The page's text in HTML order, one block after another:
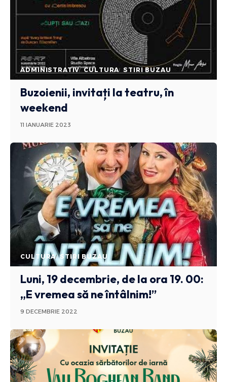
ADMINISTRATIV CULTURA STIRI BUZAU
Buzoienii, invitați la teatru, în
weekend
11 IANUARIE 2023
CULTURA STIRI BUZAU
Luni, 19 decembrie, de la ora️ 19. 00:
„E vremea să ne întâlnim!”
9 DECEMBRIE 2022